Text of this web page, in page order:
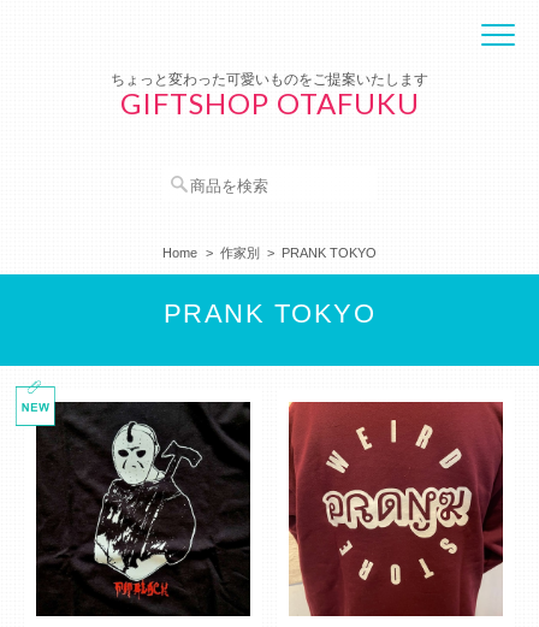
ちょっと変わった可愛いものをご提案いたします
GIFTSHOP OTAFUKU
Home 作家別 PRANK TOKYO
PRANK TOKYO